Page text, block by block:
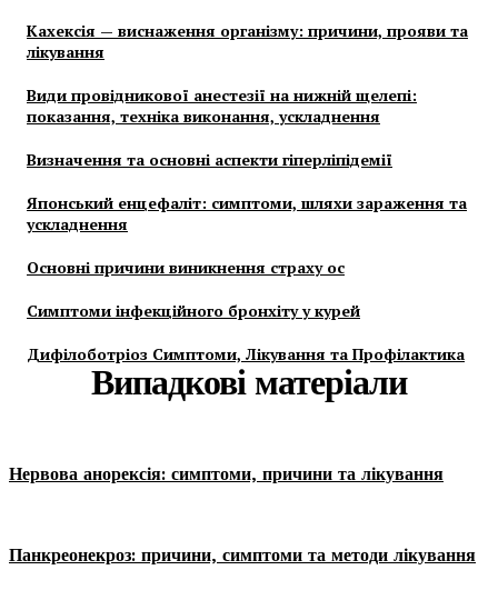
Кахексія — виснаження організму: причини, прояви та
лікування
Види провідникової анестезії на нижній щелепі:
показання, техніка виконання, ускладнення
Визначення та основні аспекти гіперліпідемії
Японський енцефаліт: симптоми, шляхи зараження та
ускладнення
Основні причини виникнення страху ос
Симптоми інфекційного бронхіту у курей
Дифілоботріоз Симптоми, Лікування та Профілактика
Випадкові матеріали
Нервова анорексія: симптоми, причини та лікування
Панкреонекроз: причини, симптоми та методи лікування